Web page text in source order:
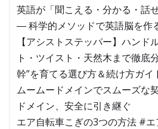
英語が「聞こえる・分かる・話
― 科学的メソッドで英語脳を作
【アシストステッパー】ハンド
ト・ツイスト・天然木まで徹底
幹”を育てる選び方＆続け方ガイ
ムームードメインでスムーズな
ドメイン、安全に引き継ぐ
エア自転車こぎの3つの方法 #